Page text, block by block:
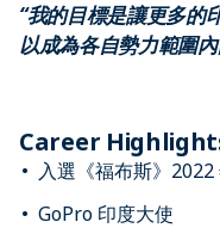
“我的目​​標是讓更多的
以成為各自勢力範圍
Career
入選《福布斯》
GoPro 印度大使